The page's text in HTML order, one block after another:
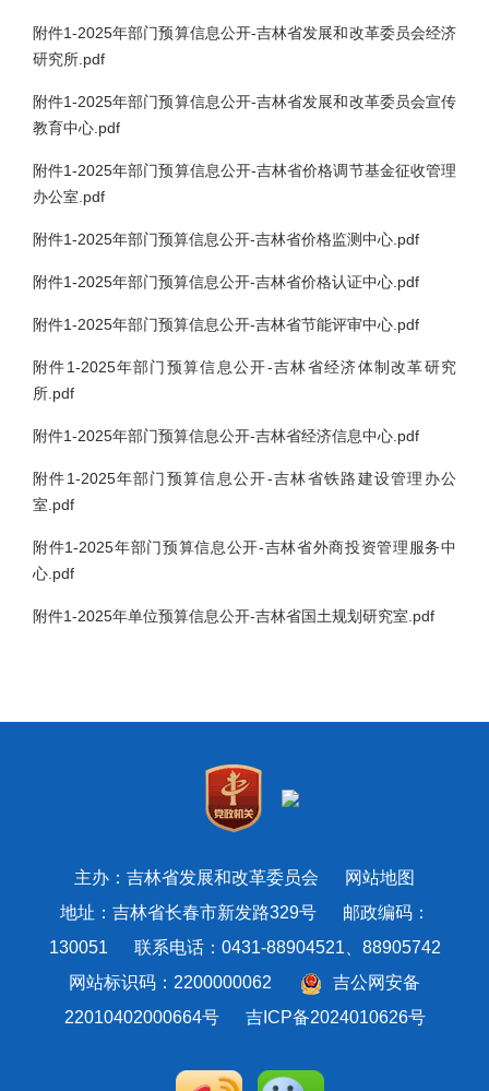
附件1-2025年部门预算信息公开-吉林省发展和改革委员会经济
研究所.pdf
附件1-2025年部门预算信息公开-吉林省发展和改革委员会宣传
教育中心.pdf
附件1-2025年部门预算信息公开-吉林省价格调节基金征收管理
办公室.pdf
附件1-2025年部门预算信息公开-吉林省价格监测中心.pdf
附件1-2025年部门预算信息公开-吉林省价格认证中心.pdf
附件1-2025年部门预算信息公开-吉林省节能评审中心.pdf
附件1-2025年部门预算信息公开-吉林省经济体制改革研究
所.pdf
附件1-2025年部门预算信息公开-吉林省经济信息中心.pdf
附件1-2025年部门预算信息公开-吉林省铁路建设管理办公
室.pdf
附件1-2025年部门预算信息公开-吉林省外商投资管理服务中
心.pdf
附件1-2025年单位预算信息公开-吉林省国土规划研究室.pdf
主办：吉林省发展和改革委员会
网站地图
地址：吉林省长春市新发路329号 邮政编码：
130051 联系电话：0431-88904521、88905742
网站标识码：2200000062
吉公网安备
22010402000664号
吉ICP备2024010626号